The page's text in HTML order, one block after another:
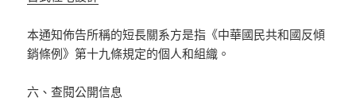
本通知佈告所稱的短長關系方是指《中華國民共和國反傾
銷條例》第十九條規定的個人和組織。
六、查閱公開信息